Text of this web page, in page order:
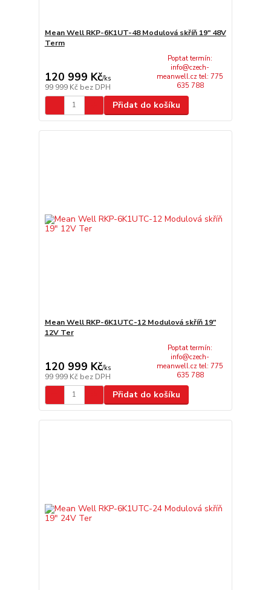
Mean Well RKP-6K1UT-48 Modulová skříň 19" 48V
Term
120 999 Kč/ks
99 999 Kč bez DPH
Poptat termín:
info@czech-
meanwell.cz tel: 775
635 788
Přidat do košíku
Mean Well RKP-6K1UTC-12 Modulová skříň 19"
12V Ter
120 999 Kč/ks
99 999 Kč bez DPH
Poptat termín:
info@czech-
meanwell.cz tel: 775
635 788
Přidat do košíku